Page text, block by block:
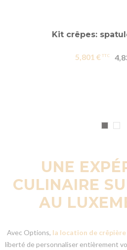
Kit crêpes:
5,801 €
UNE
CULINAIRE
AU
Avec Options, la location de crêpière
liberté de personnaliser entièrement